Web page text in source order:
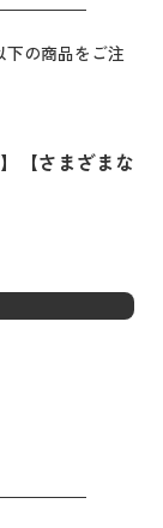
下の商品をご注
【さまざまな